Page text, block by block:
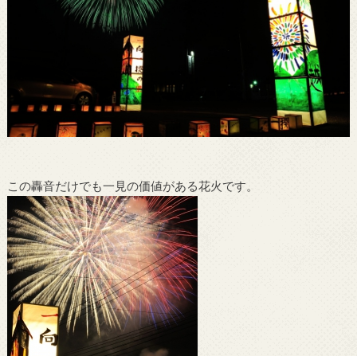
この轟音だけでも一見の価値がある花火です。